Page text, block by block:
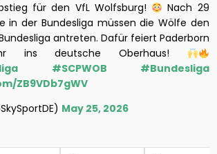
für den VfL Wolfsburg!
Nach 29
in der Bundesliga müssen die Wölfe den
antreten. Dafür feiert Paderborn
ins deutsche Oberhaus!
#SCPWOB
#Bundesliga
ZB9VDb7gWV
May 25, 2026